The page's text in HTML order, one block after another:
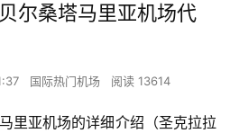
尔桑塔马里亚机场代
国际热门机场 阅读 13614
里亚机场的详细介绍（圣克拉拉